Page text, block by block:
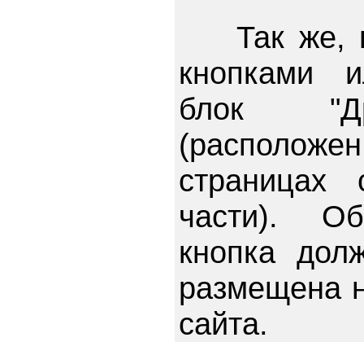
Так же,
кнопками
блок
части).
кнопка
размещена
сайта.